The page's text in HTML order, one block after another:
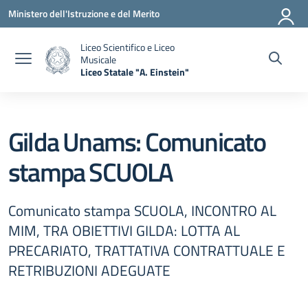
Vai ai contenuti
Vai al menu di navigazione
Vai al footer
Ministero dell'Istruzione e del Merito
Liceo Scientifico e Liceo
Musicale
Liceo Statale "A. Einstein"
Gilda Unams: Comunicato
stampa SCUOLA
Comunicato stampa SCUOLA, INCONTRO AL
MIM, TRA OBIETTIVI GILDA: LOTTA AL
PRECARIATO, TRATTATIVA CONTRATTUALE E
RETRIBUZIONI ADEGUATE